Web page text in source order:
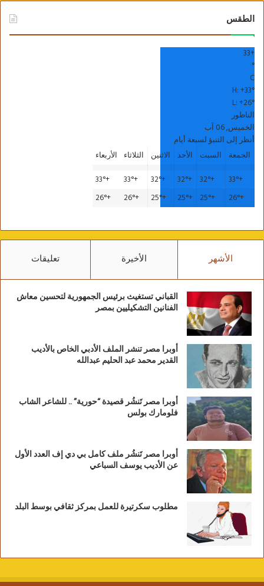
الطقس
+
33
°
C
H:+33°
L:+26°
الناظور
الخميس, 06 آب
أنظر إلى التنبؤ لسبعة أيام
الجمعة
السبت الأحد الاثنين الثلاثاء
الأربعاء
+
33°
+
32°
+
32°
+
32°
+
33°
+
33°
+
26°
+
25°
+
25°
+
25°
+
26°
+
26°
الأشهر الأخيرة تعليقات
القباني تستغيث برئيس الجمهورية لتحسين معاش
الفنانين التشكيليين بمصر
أوبرا مصر تنشر الملف الأدبي الخاص بالأديب
القدير محمد عبد الحليم عبدالله
أوبرا مصر تَنشُر قصيدة “حورية” .. للشاعر الشاب
فلومارك بولس
أوبرا مصر تَنشُر ملف كامل بي دي إف العدد الأول
عن الأديب يوسف السباعي
مطلوب سكرتيرة للعمل بمركز ثقافي بوسط البلد